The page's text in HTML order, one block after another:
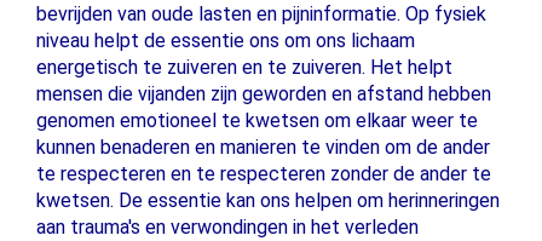
bevrijden van oude lasten en pijninformatie. Op fysiek
niveau helpt de essentie ons om ons lichaam
energetisch te zuiveren en te zuiveren. Het helpt
mensen die vijanden zijn geworden en afstand hebben
genomen emotioneel te kwetsen om elkaar weer te
kunnen benaderen en manieren te vinden om de ander
te respecteren en te respecteren zonder de ander te
kwetsen. De essentie kan ons helpen om herinneringen
aan trauma's en verwondingen in het verleden